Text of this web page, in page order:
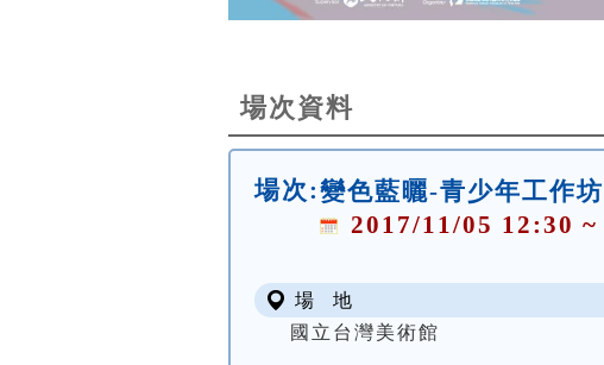
場次資料
場次:變色藍曬-青少年工作坊
2017/11/05 12:30
場 地
國立台灣美術館